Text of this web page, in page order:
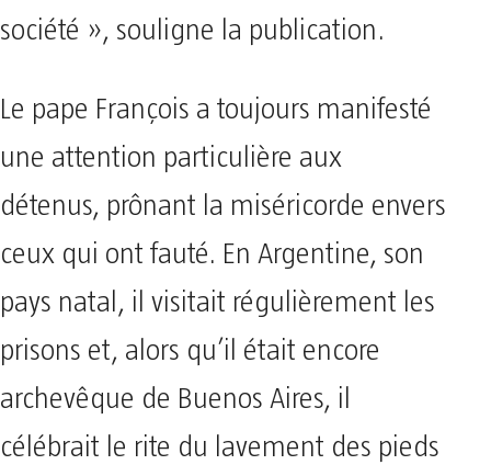
société », souligne la publication.
Le pape François a toujours manifesté
une attention particulière aux
détenus, prônant la miséricorde envers
ceux qui ont fauté. En Argentine, son
pays natal, il visitait régulièrement les
prisons et, alors qu’il était encore
archevêque de Buenos Aires, il
célébrait le rite du lavement des pieds